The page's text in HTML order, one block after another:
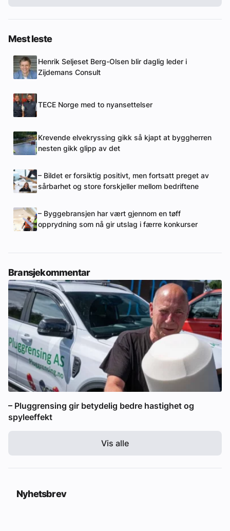
Mest leste
Henrik Seljeset Berg-Olsen blir daglig leder i
Zijdemans Consult
TECE Norge med to nyansettelser
Krevende elvekryssing gikk så kjapt at byggherren
nesten gikk glipp av det
– Bildet er forsiktig positivt, men fortsatt preget av
sårbarhet og store forskjeller mellom bedriftene
– Byggebransjen har vært gjennom en tøff
opprydning som nå gir utslag i færre konkurser
Bransjekommentar
– Pluggrensing gir betydelig bedre hastighet og
spyleeffekt
Vis alle
Nyhetsbrev